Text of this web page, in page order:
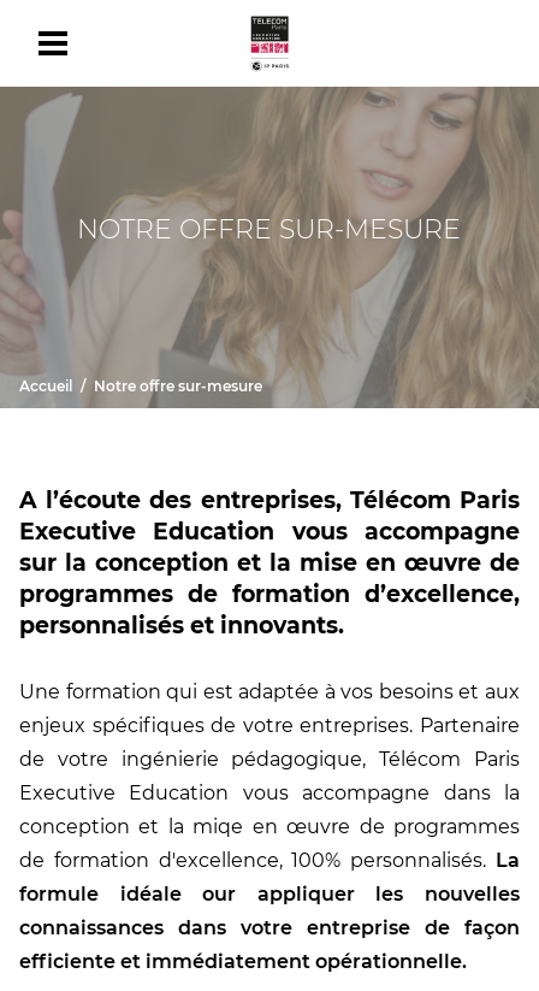
NOTRE OFFRE SUR-MESURE
Accueil Notre offre sur-mesure
A l’écoute des entreprises, Télécom Paris
Executive Education vous accompagne
sur la conception et la mise en œuvre de
programmes de formation d’excellence,
personnalisés et innovants.
Une formation qui est adaptée à vos besoins et aux
enjeux spécifiques de votre entreprises. Partenaire
de votre ingénierie pédagogique, Télécom Paris
Executive Education vous accompagne dans la
conception et la miqe en œuvre de programmes
de formation d'excellence, 100% personnalisés. La
formule idéale our appliquer les nouvelles
connaissances dans votre entreprise de façon
efficiente et immédiatement opérationnelle.